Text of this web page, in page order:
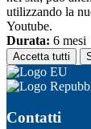
utilizzando la
Youtube.
Durata: 6 mesi
Accetta tutti
Contatti